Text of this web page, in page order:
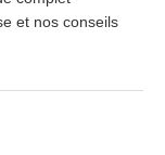
et nos conseils